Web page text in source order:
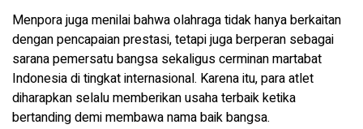
Menpora juga menilai bahwa olahraga tidak hanya berkaitan
dengan pencapaian prestasi, tetapi juga berperan sebagai
sarana pemersatu bangsa sekaligus cerminan martabat
Indonesia di tingkat internasional. Karena itu, para atlet
diharapkan selalu memberikan usaha terbaik ketika
bertanding demi membawa nama baik bangsa.